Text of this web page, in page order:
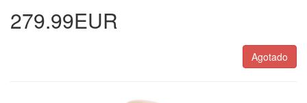
279.99EUR
Agotado